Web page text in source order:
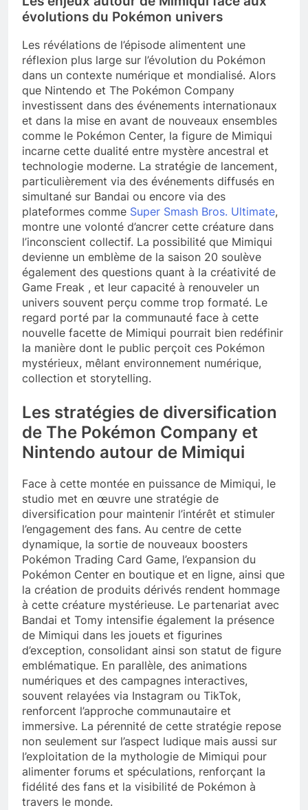
évolutions du Pokémon univers
Les révélations de l’épisode alimentent une
réflexion plus large sur l’évolution du Pokémon
dans un contexte numérique et mondialisé. Alors
que Nintendo et The Pokémon Company
investissent dans des événements internationaux
et dans la mise en avant de nouveaux ensembles
comme le Pokémon Center, la figure de Mimiqui
incarne cette dualité entre mystère ancestral et
technologie moderne. La stratégie de lancement,
particulièrement via des événements diffusés en
simultané sur Bandai ou encore via des
plateformes comme Super Smash Bros. Ultimate,
montre une volonté d’ancrer cette créature dans
l’inconscient collectif. La possibilité que Mimiqui
devienne un emblème de la saison 20 soulève
également des questions quant à la créativité de
Game Freak , et leur capacité à renouveler un
univers souvent perçu comme trop formaté. Le
regard porté par la communauté face à cette
nouvelle facette de Mimiqui pourrait bien redéfinir
la manière dont le public perçoit ces Pokémon
mystérieux, mêlant environnement numérique,
collection et storytelling.
Les stratégies de diversification
de The Pokémon Company et
Nintendo autour de Mimiqui
Face à cette montée en puissance de Mimiqui, le
studio met en œuvre une stratégie de
diversification pour maintenir l’intérêt et stimuler
l’engagement des fans. Au centre de cette
dynamique, la sortie de nouveaux boosters
Pokémon Trading Card Game, l’expansion du
Pokémon Center en boutique et en ligne, ainsi que
la création de produits dérivés rendent hommage
à cette créature mystérieuse. Le partenariat avec
Bandai et Tomy intensifie également la présence
de Mimiqui dans les jouets et figurines
d’exception, consolidant ainsi son statut de figure
emblématique. En parallèle, des animations
numériques et des campagnes interactives,
souvent relayées via Instagram ou TikTok,
renforcent l’approche communautaire et
immersive. La pérennité de cette stratégie repose
non seulement sur l’aspect ludique mais aussi sur
l’exploitation de la mythologie de Mimiqui pour
alimenter forums et spéculations, renforçant la
fidélité des fans et la visibilité de Pokémon à
travers le monde.